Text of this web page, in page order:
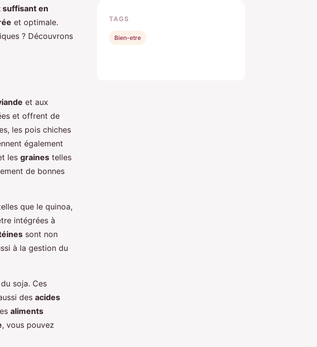
suffisant en
et optimale.
? Découvrons
et aux
et offrent de
les pois chiches
également
les graines telles
de bonnes
que le quinoa,
intégrées à
sont non
à la gestion du
soja. Ces
des acides
aliments
, vous pouvez
TAGS
Bien-etre